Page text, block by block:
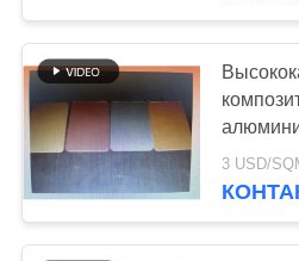
составная
составная
3 USD/